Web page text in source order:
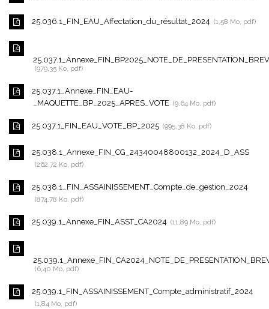
25.036.1_FIN_EAU_Affectation_du_résultat_2024 1,58 Mo, pdf
979,35 Ko, pdf
25.037.1_Annexe_FIN_EAU-
_MAQUETTE_BP_2025_APRES_VOTE
9,64 Mo, pdf
25.037.1_FIN_EAU_VOTE_BP_2025 995,38 Ko, pdf
25.038.1_Annexe_FIN_CG_24340048800132_2024_D_ASS
262,72 Ko, pdf
25.038.1_FIN_ASSAINISSEMENT_Compte_de_gestion_2024
874,78 Ko, pdf
25.039.1_Annexe_FIN_ASST_CA2024 11,89 Mo, pdf
6,40 Mo, pdf
25.039.1_FIN_ASSAINISSEMENT_Compte_administratif_2024
1,84 Mo, pdf